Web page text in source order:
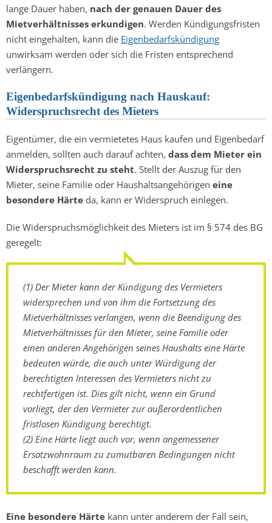
lange Dauer haben, nach der genauen Dauer des
Mietverhältnisses erkundigen. Werden Kündigungsfristen
nicht eingehalten, kann die Eigenbedarfskündigung
unwirksam werden oder sich die Fristen entsprechend
verlängern.
Eigenbedarfskündigung nach Hauskauf:
Widerspruchsrecht des Mieters
Eigentümer, die ein vermietetes Haus kaufen und Eigenbedarf
anmelden, sollten auch darauf achten, dass dem Mieter ein
Widerspruchsrecht zu steht. Stellt der Auszug für den
Mieter, seine Familie oder Haushaltsangehörigen eine
besondere Härte da, kann er Widerspruch einlegen.
Die Widerspruchsmöglichkeit des Mieters ist im § 574 des BG
geregelt:
(1) Der Mieter kann der Kündigung des Vermieters
widersprechen und von ihm die Fortsetzung des
Mietverhältnisses verlangen, wenn die Beendigung des
Mietverhältnisses für den Mieter, seine Familie oder
einen anderen Angehörigen seines Haushalts eine Härte
bedeuten würde, die auch unter Würdigung der
berechtigten Interessen des Vermieters nicht zu
rechtfertigen ist. Dies gilt nicht, wenn ein Grund
vorliegt, der den Vermieter zur außerordentlichen
fristlosen Kündigung berechtigt.
(2) Eine Härte liegt auch vor, wenn angemessener
Ersatzwohnraum zu zumutbaren Bedingungen nicht
beschafft werden kann.
Eine besondere Härte kann unter anderem der Fall sein,